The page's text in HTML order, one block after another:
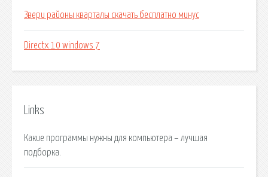
Звери районы кварталы скачать бесплатно минус
Directx 10 windows 7
Links
Какие программы нужны для компьютера – лучшая
подборка.